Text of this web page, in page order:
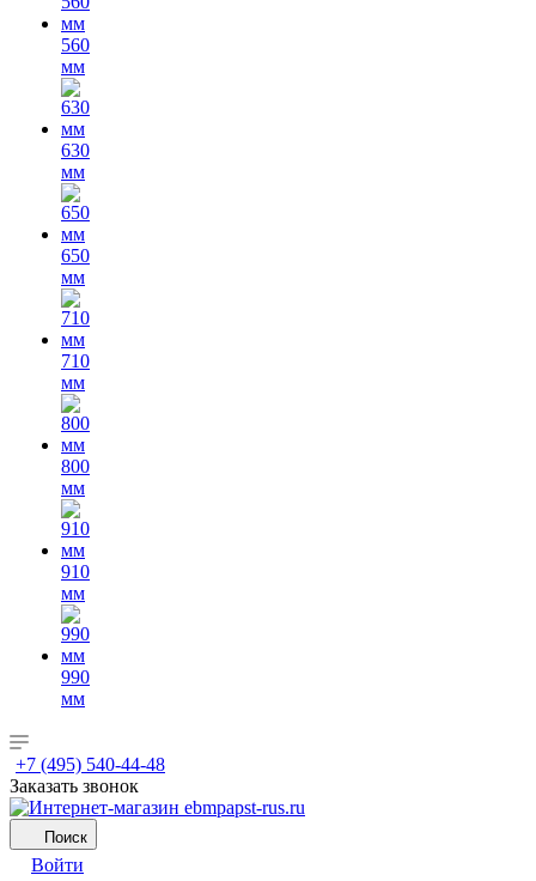
560
мм
630
мм
650
мм
710
мм
800
мм
910
мм
990
мм
+7 (495) 540-44-48
Заказать звонок
Поиск
Войти